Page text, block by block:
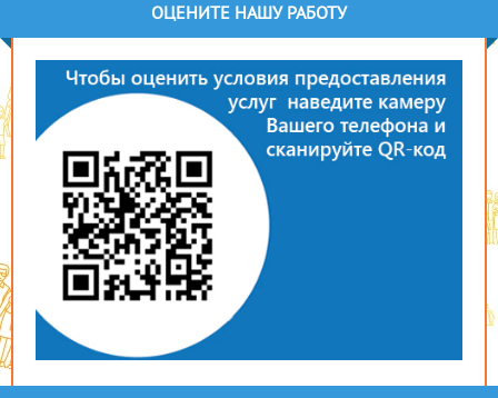
ОЦЕНИТЕ НАШУ РАБОТУ